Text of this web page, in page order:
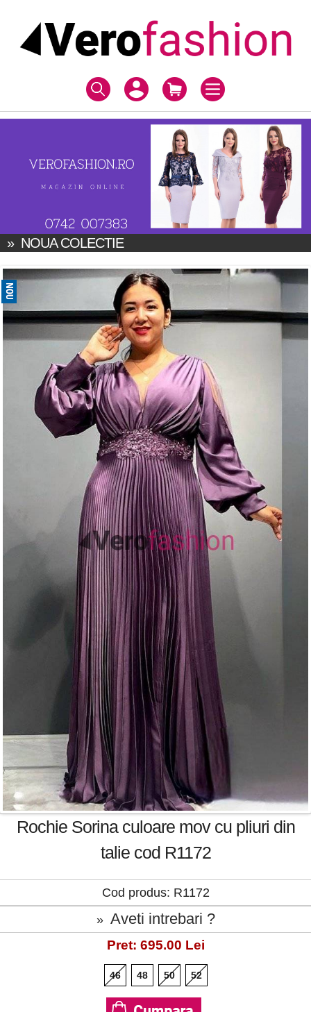
» NOUA COLECTIE
Rochie Sorina culoare mov cu pliuri din
talie cod R1172
Cod produs: R1172
» Aveti intrebari ?
Pret: 695.00 Lei
46 48 50 52